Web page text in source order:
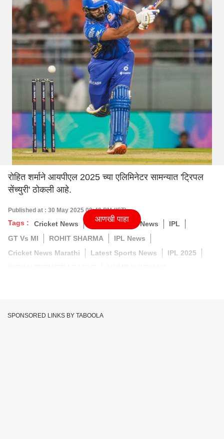
रोहित शर्माने आयपीएल 2025 च्या एलिमिनेटर सामन्यात 'ट्रिपल
सेंच्युरी' ठोकली आहे.
Published at : 30 May 2025 08:49 PM (IST)
Tags : Cricket News Marathi Latest News
IPL
GT Vs MI
ROHIT SHARMA
IPL News
Cricket News Marathi
Latest Sports News
IPL 2025
आणखी पाहा
SPONSORED LINKS BY TABOOLA